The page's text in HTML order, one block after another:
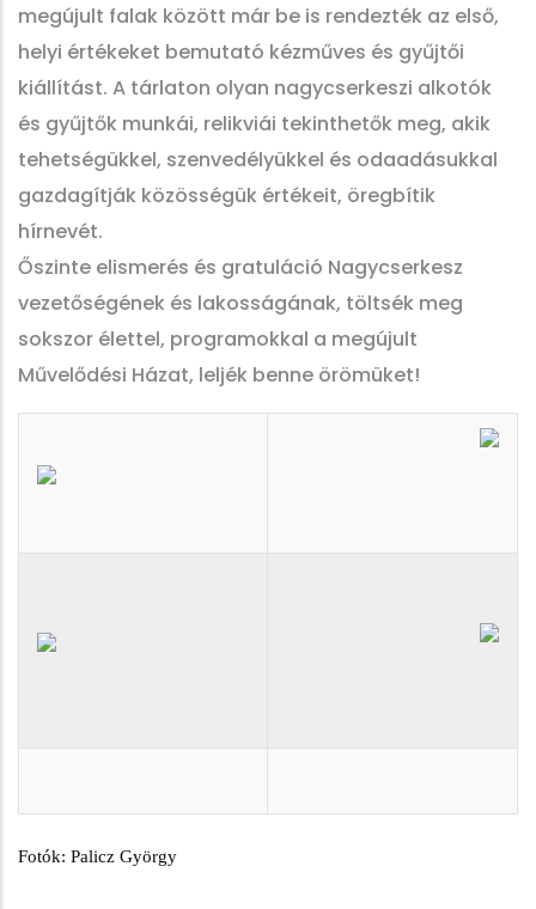
megújult falak között már be is rendezték az első,
helyi értékeket bemutató kézműves és gyűjtői
kiállítást. A tárlaton olyan nagycserkeszi alkotók
és gyűjtők munkái, relikviái tekinthetők meg, akik
tehetségükkel, szenvedélyükkel és odaadásukkal
gazdagítják közösségük értékeit, öregbítik
hírnevét.
Őszinte elismerés és gratuláció Nagycserkesz
vezetőségének és lakosságának, töltsék meg
sokszor élettel, programokkal a megújult
Művelődési Házat, leljék benne örömüket!
Fotók: Palicz György